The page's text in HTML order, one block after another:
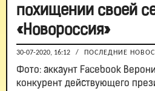
похищении своей
«Новороссия»
30-07-2020, 16:12 / ПОСЛЕДНИЕ
Фото: аккаунт Facebook
конкурент действующего